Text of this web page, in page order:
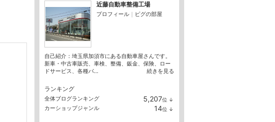
近藤自動車整備工場
プロフィール ｜ ピグの部屋
自己紹介：埼玉県加須市にある自動車屋さんです。
新車・中古車販売、車検、整備、鈑金、保険、ロー
ドサービス、各種パ...
続きを見る
ランキング
全体ブログランキング 5,207位 ↓
カーショップジャンル 14位 ↓